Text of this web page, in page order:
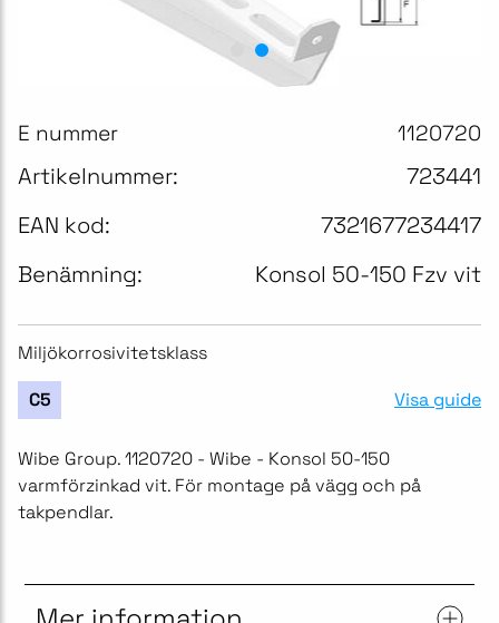
E nummer 1120720
Artikelnummer:
723441
EAN kod:
7321677234417
Benämning:
Konsol 50-150 Fzv vit
Miljökorrosivitetsklass
C5 Visa guide
Wibe Group. 1120720 - Wibe - Konsol 50-150
varmförzinkad vit. För montage på vägg och på
takpendlar.